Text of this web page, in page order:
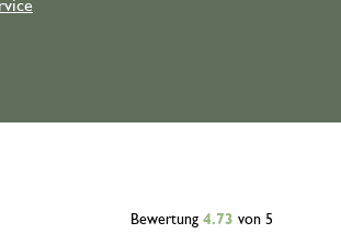
Bewertung 4.73 von 5